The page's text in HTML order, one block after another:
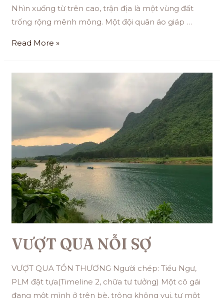
Nhìn xuống từ trên cao, trận địa là một vùng đất
trống rộng mênh mông. Một đội quân áo giáp …
Read More »
VƯỢT QUA NỖI SỢ
VƯỢT QUA TỔN THƯƠNG Người chép: Tiểu Ngư,
PLM đặt tựa(Timeline 2, chữa tư tưởng) Một cô gái
đang một mình ở trên bè, trông không vui, tự một